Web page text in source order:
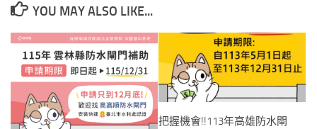
YOU MAY ALSO LIKE...
把握機會!!113年高雄防水閘